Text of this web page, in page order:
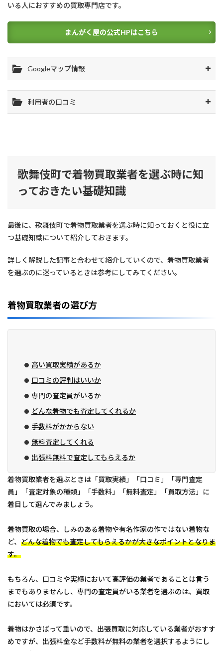
いる人におすすめの買取専門店です。
まんがく屋の公式HPはこちら
Googleマップ情報
利用者の口コミ
歌舞伎町で着物買取業者を選ぶ時に知
っておきたい基礎知識
最後に、歌舞伎町で着物買取業者を選ぶ時に知っておくと役に立
つ基礎知識について紹介しておきます。
詳しく解説した記事と合わせて紹介していくので、着物買取業者
を選ぶのに迷っているときは参考にしてみてください。
着物買取業者の選び方
高い買取実績があるか
口コミの評判はいいか
専門の査定員がいるか
どんな着物でも査定してくれるか
手数料がかからない
無料査定してくれる
出張料無料で査定してもらえるか
着物買取業者を選ぶときは「買取実績」「口コミ」「専門査定
員」「査定対象の種類」「手数料」「無料査定」「買取方法」に
着目して選んでみましょう。
着物買取の場合、しみのある着物や有名作家の作ではない着物な
ど、 どんな着物でも査定してもらえるかが大きなポイントとなりま
す。
もちろん、口コミや実績において高評価の業者であることは言う
までもありませんし、専門の査定員がいる業者を選ぶのは、買取
においては必須です。
着物はかさばって重いので、出張買取に対応している業者がおすす
めですが、出張料金など手数料が無料の業者を選択するようにし